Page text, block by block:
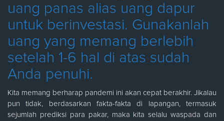
uang panas alias uang dapur
untuk berinvestasi. Gunakanlah
uang yang memang berlebih
setelah 1-6 hal di atas sudah
Anda penuhi.
Kita memang berharap pandemi ini akan cepat berakhir. Jikalau
pun tidak, berdasarkan fakta-fakta di lapangan, termasuk
sejumlah prediksi para pakar, maka kita selalu waspada dan